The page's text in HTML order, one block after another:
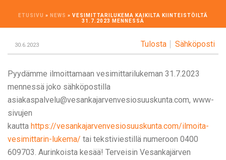
ETUSIVU » NEWS » VESIMITTARILUKEMA KAIKILTA KIINTEISTÖILTÄ
31.7.2023 MENNESSÄ
Tulosta Sähköposti
30.6.2023
Pyydämme ilmoittamaan vesimittarilukeman 31.7.2023
mennessä joko sähköpostilla
asiakaspalvelu@vesankajarvenvesiosuuskunta.com, www-
sivujen
kautta https://vesankajarvenvesiosuuskunta.com/ilmoita-
vesimittarin-lukema/ tai tekstiviestillä numeroon 0400
609703. Aurinkoista kesää! Terveisin Vesankajärven